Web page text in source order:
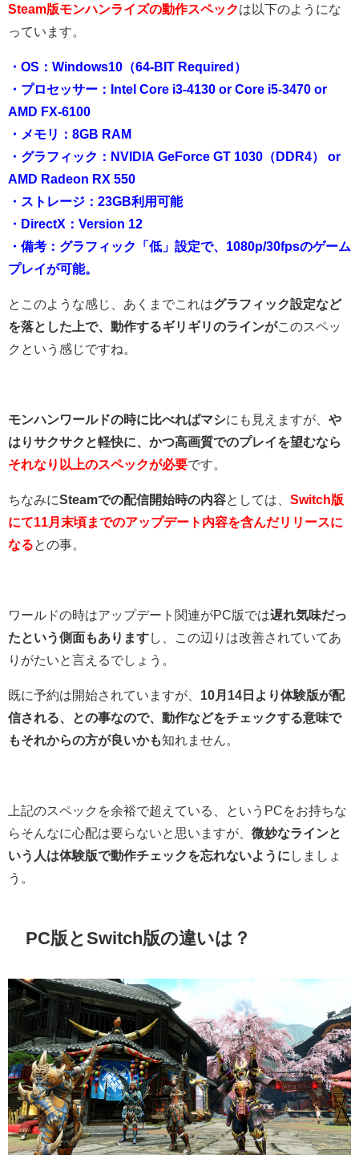
Steam版モンハンライズの動作スペックは以下のようにな
っています。
・OS：Windows10（64-BIT Required）
・プロセッサー：Intel Core i3-4130 or Core i5-3470 or
AMD FX-6100
・メモリ：8GB RAM
・グラフィック：NVIDIA GeForce GT 1030（DDR4） or
AMD Radeon RX 550
・ストレージ：23GB利用可能
・DirectX：Version 12
・備考：グラフィック「低」設定で、1080p/30fpsのゲーム
プレイが可能。
とこのような感じ、あくまでこれはグラフィック設定など
を落とした上で、動作するギリギリのラインがこのスペッ
クという感じですね。
モンハンワールドの時に比べればマシにも見えますが、 や
はりサクサクと軽快に、かつ高画質でのプレイを望むなら
それなり以上のスペックが必要です。
ちなみにSteamでの配信開始時の内容としては、 Switch版
にて11月末頃までのアップデート内容を含んだリリースに
なるとの事。
ワールドの時はアップデート関連がPC版では遅れ気味だっ
たという側面もありますし、この辺りは改善されていてあ
りがたいと言えるでしょう。
既に予約は開始されていますが、 10月14日より体験版が配
信される、との事なので、動作などをチェックする意味で
もそれからの方が良いかも知れません。
上記のスペックを余裕で超えている、というPCをお持ちな
らそんなに心配は要らないと思いますが、 微妙なラインと
いう人は体験版で動作チェックを忘れないように しましょ
う。
PC版とSwitch版の違いは？